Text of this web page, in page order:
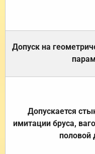
Допуск на
Допускается
имитации бруса,
половой